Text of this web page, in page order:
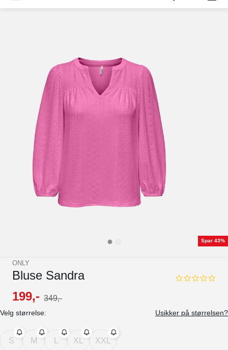
Spar 43%
ONLY
Bluse Sandra
0.0
199,- 349,-
Velg størrelse: Usikker på størrelsen?
S M XL XXL